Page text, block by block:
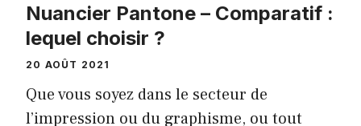
Nuancier Pantone – Comparatif :
lequel choisir ?
20 AOÛT 2021
Que vous soyez dans le secteur de
l’impression ou du graphisme, ou tout